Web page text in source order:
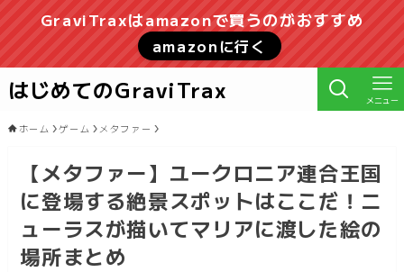
GraviTraxはamazonで買うのがおすすめ
amazonに行く
はじめてのGraviTrax メニュー
ホーム ゲーム メタファー
【メタファー】ユークロニア連合王国
に登場する絶景スポットはここだ！ニ
ューラスが描いてマリアに渡した絵の
場所まとめ